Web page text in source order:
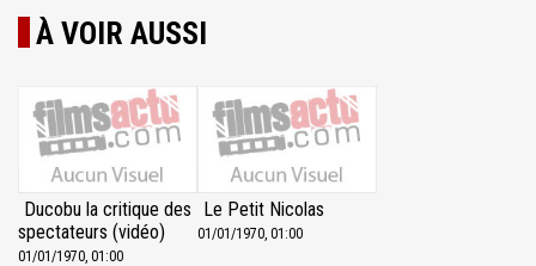
À VOIR AUSSI
Ducobu la critique des
spectateurs (vidéo)
01/01/1970, 01:00
Le Petit Nicolas
01/01/1970, 01:00